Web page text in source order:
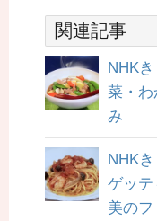
関連記事
NHK
菜・わ
み
NHK
ゲッテ
美の